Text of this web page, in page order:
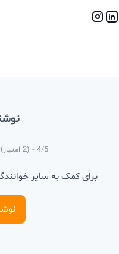
4/5 - (2 امتیاز)
برای کمک به سایر